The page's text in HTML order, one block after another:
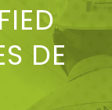
DE